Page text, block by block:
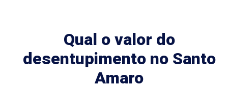
Qual o valor do
desentupimento no Santo
Amaro